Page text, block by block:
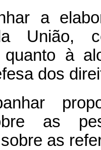
a
União,
quanto à
dos
as
as